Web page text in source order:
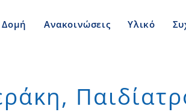
Δομή Ανακοινώσεις Υλικό